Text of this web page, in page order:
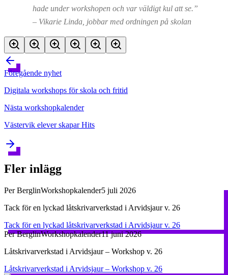
hade under workshopen och var väldigt kul att se.”
– Vikarie Linda, jobbar med ordningen på skolan
Föregående nyhet
Digitala workshops för skola och fritid
Nästa workshopkalender
Västervik elever skapar Hits
Fler inlägg
Per BerglinWorkshopkalender5 juli 2026
Tack för en lyckad låtskrivarverkstad i Arvidsjaur v. 26
Tack för en lyckad låtskrivarverkstad i Arvidsjaur v. 26
Per BerglinWorkshopkalender11 juni 2026
Låtskrivarverkstad i Arvidsjaur – Workshop v. 26
Låtskrivarverkstad i Arvidsjaur – Workshop v. 26